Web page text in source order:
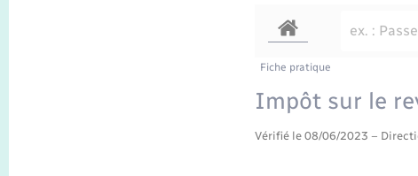
Fiche pratique
Impôt sur le
Vérifié le 08/06/2023 –